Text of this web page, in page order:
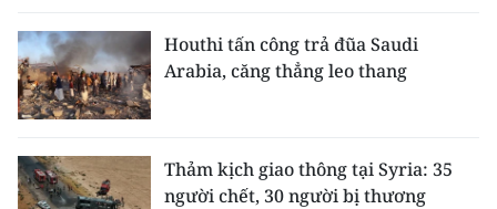
Houthi tấn công trả đũa Saudi
Arabia, căng thẳng leo thang
Thảm kịch giao thông tại Syria: 35
người chết, 30 người bị thương